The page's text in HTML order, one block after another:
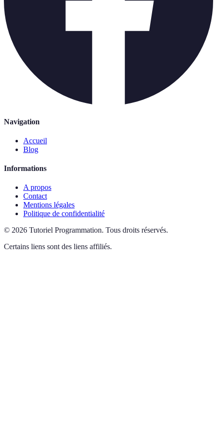
Navigation
Accueil
Blog
Informations
A propos
Contact
Mentions légales
Politique de confidentialité
© 2026 Tutoriel Programmation. Tous droits réservés.
Certains liens sont des liens affiliés.